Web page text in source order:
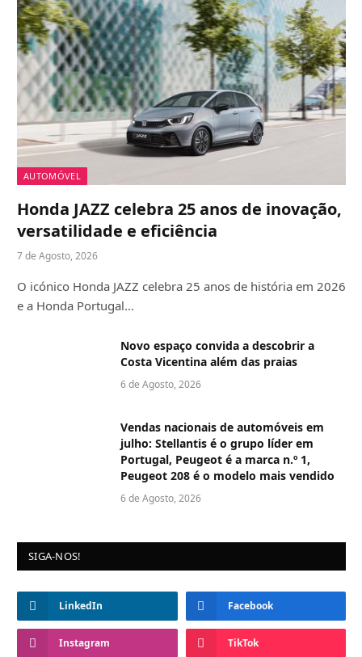
AUTOMÓVEL
Honda JAZZ celebra 25 anos de inovação,
versatilidade e eficiência
7 de Agosto, 2026
O icónico Honda JAZZ celebra 25 anos de história em 2026
e a Honda Portugal…
Novo espaço convida a descobrir a
Costa Vicentina além das praias
6 de Agosto, 2026
Vendas nacionais de automóveis em
julho: Stellantis é o grupo líder em
Portugal, Peugeot é a marca n.º 1,
Peugeot 208 é o modelo mais vendido
6 de Agosto, 2026
SIGA-NOS!
LinkedIn Facebook
Instagram TikTok